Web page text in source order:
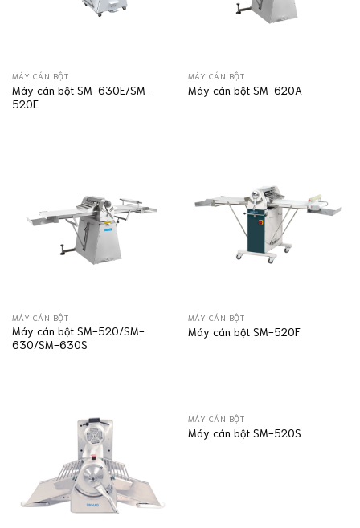
MÁY CÁN BỘT
Máy cán bột SM-630E/SM-
520E
MÁY CÁN BỘT
Máy cán bột SM-620A
MÁY CÁN BỘT
Máy cán bột SM-520/SM-
630/SM-630S
MÁY CÁN BỘT
Máy cán bột SM-520F
MÁY CÁN BỘT
Máy cán bột SM-520S